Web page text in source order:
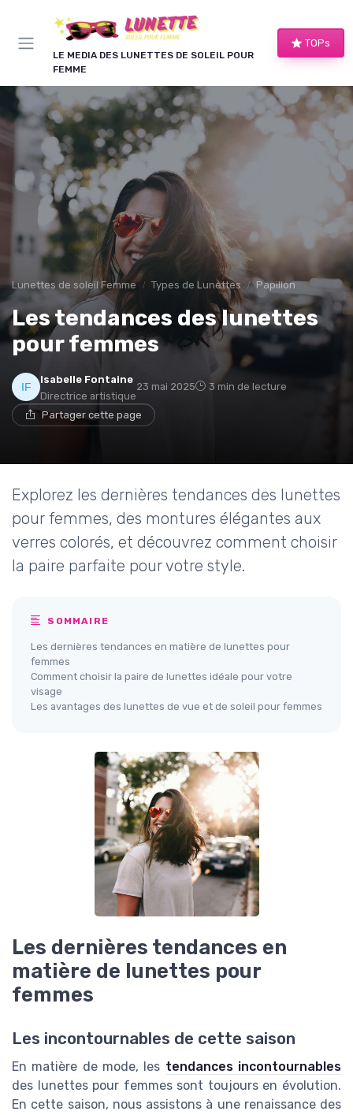
LE MEDIA DES LUNETTES DE SOLEIL POUR
FEMME
TOPs
Lunettes de soleil Femme Types de Lunettes Papillon
Les tendances des lunettes
pour femmes
Isabelle Fontaine
Directrice artistique
23 mai 2025 3 min de lecture
Partager cette page
Explorez les dernières tendances des lunettes
pour femmes, des montures élégantes aux
verres colorés, et découvrez comment choisir
la paire parfaite pour votre style.
SOMMAIRE
Les dernières tendances en matière de lunettes pour
femmes
Comment choisir la paire de lunettes idéale pour votre
visage
Les avantages des lunettes de vue et de soleil pour femmes
Les dernières tendances en
matière de lunettes pour
femmes
Les incontournables de cette saison
En matière de mode, les tendances incontournables
des lunettes pour femmes sont toujours en évolution.
En cette saison, nous assistons à une renaissance des